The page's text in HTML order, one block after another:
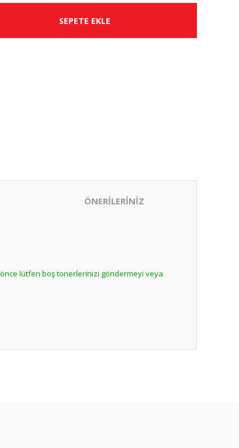
SEPETE EKLE
ÖNERİLERİNİZ
lütfen boş tonerlerinizi göndermeyi veya